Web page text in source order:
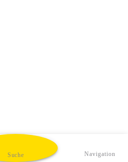
Suche Navigation